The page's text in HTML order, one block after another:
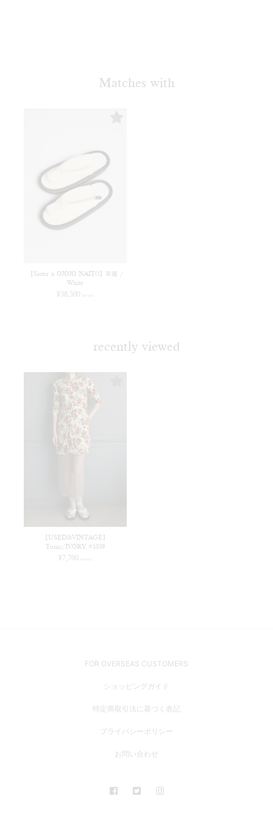
Matches with
【Sister x OJOJO NAITŌ】草履 /
White
¥ 38,500 (in tax)
recently viewed
【USED&VINTAGE】
Tunic/IVORY #1039
¥ 7,700 (in tax)
FOR OVERSEAS CUSTOMERS
ショッピングガイド
特定商取引法に基づく表記
プライバシーポリシー
お問い合わせ